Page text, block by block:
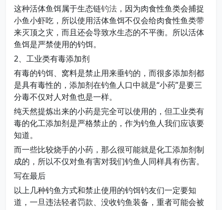
这种活体鱼饵属于生态链钓法 ，因为肉食性鱼类会捕捉
小鱼小虾吃，所以使用活体鱼饵不仅会给肉食性鱼类带
来灭顶之灾，而且还会导致水生态的不平衡。所以活体
鱼饵是严禁使用的钓饵。
2、工业类有毒添加剂
有毒的钓饵、窝料是禁止用来垂钓的，而很多添加剂都
是具有毒性的，添加剂在钓鱼人口中就是“小药”是要三
分毒不仅对人对鱼也是一样。
纯天然提炼出来的小药是完全可以使用的，但工业类有
毒的化工添加剂是严格禁止的，作为钓鱼人我们应该要
知道。
而一些比较烧手的小药，那么很可能就是化工添加剂制
成的，所以不仅对鱼有害对我们钓鱼人同样具有伤害。
写在最后
以上几种钓鱼方式和禁止使用的钓饵钓友们一定要知
道，一旦违法轻者罚款、没收钓鱼装备，重者可能会被